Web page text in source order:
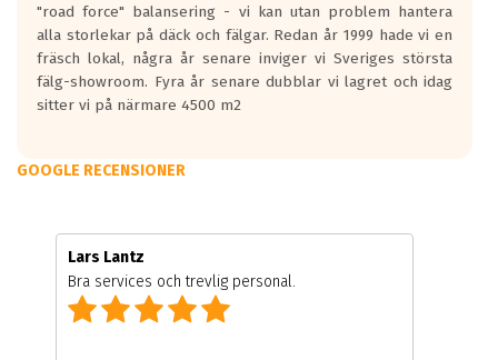
"road force" balansering - vi kan utan problem hantera
alla storlekar på däck och fälgar. Redan år 1999 hade vi en
fräsch lokal, några år senare inviger vi Sveriges största
fälg-showroom. Fyra år senare dubblar vi lagret och idag
sitter vi på närmare 4500 m2
GOOGLE RECENSIONER
Lars Lantz
Bra services och trevlig personal.